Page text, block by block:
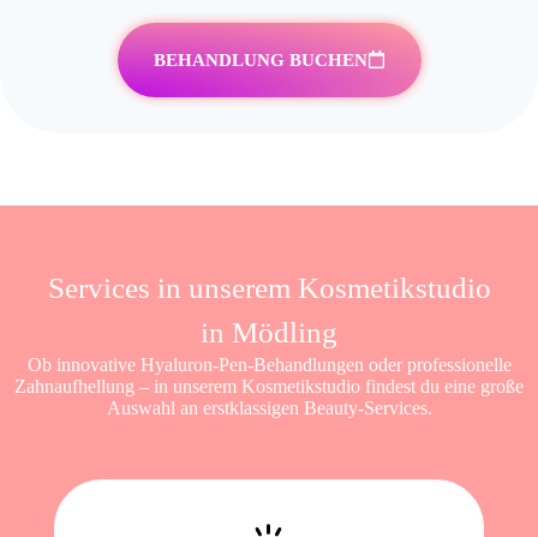
BEHANDLUNG BUCHEN
Services in unserem Kosmetikstudio
in Mödling
Ob innovative Hyaluron-Pen-Behandlungen oder professionelle
Zahnaufhellung – in unserem Kosmetikstudio findest du eine große
Auswahl an erstklassigen Beauty-Services.